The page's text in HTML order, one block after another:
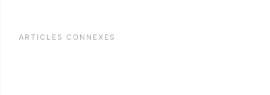
ARTICLES CONNEXES